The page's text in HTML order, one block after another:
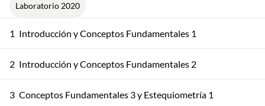
Laboratorio 2020
1 Introducción y Conceptos Fundamentales 1
2 Introducción y Conceptos Fundamentales 2
3 Conceptos Fundamentales 3 y Estequiometría 1